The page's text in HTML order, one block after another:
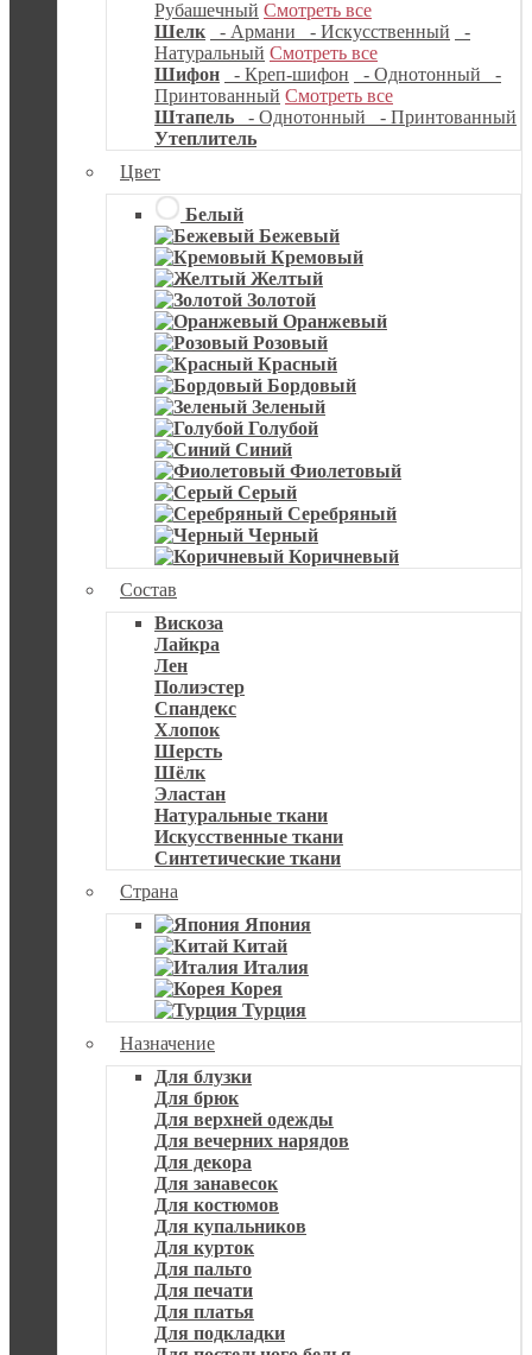
Рубашечный Смотреть все
Шелк
- Армани - Искусственный
-
Натуральный Смотреть все
Шифон
- Креп-шифон - Однотонный
-
Принтованный Смотреть все
Штапель
- Однотонный
- Принтованный
Утеплитель
Цвет
Белый
Бежевый
Кремовый
Желтый
Золотой
Оранжевый
Розовый
Красный
Бордовый
Зеленый
Голубой
Синий
Фиолетовый
Серый
Серебряный
Черный
Коричневый
Состав
Вискоза
Лайкра
Лен
Полиэстер
Спандекс
Хлопок
Шерсть
Шёлк
Эластан
Натуральные ткани
Искусственные ткани
Синтетические ткани
Страна
Япония
Китай
Италия
Корея
Турция
Назначение
Для блузки
Для брюк
Для верхней одежды
Для вечерних нарядов
Для декора
Для занавесок
Для костюмов
Для купальников
Для курток
Для пальто
Для печати
Для платья
Для подкладки